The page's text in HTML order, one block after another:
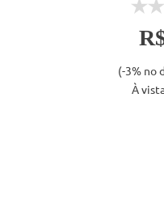
(-3% no
À